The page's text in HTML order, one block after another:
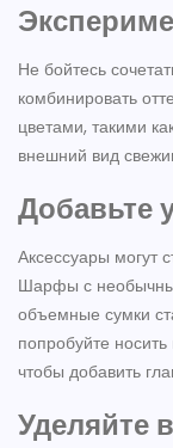
Не бойтесь
комбинировать
цветами, такими
внешний вид
Добавьте
Аксессуары могут
Шарфы с
объемные сумки
попробуйте
чтобы добавить
Уделяйте